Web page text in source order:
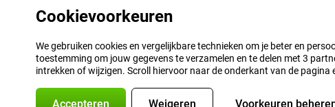
Cookievoorkeuren
We gebruiken cookies en vergelijkbare technieken om je beter en
toestemming om jouw gegevens te verzamelen en te delen met 3
intrekken of wijzigen. Scroll hiervoor naar de onderkant van de
Accepteren Weigeren Voorkeuren